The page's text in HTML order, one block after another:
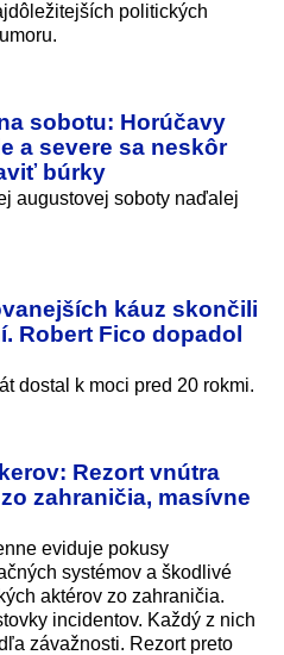
politických
sobotu: Horúčavy
a severe sa neskôr
búrky
augustovej soboty naďalej
káuz skončili
Robert Fico dopadol
dostal k moci pred 20 rokmi.
Rezort vnútra
zahraničia, masívne
eviduje pokusy
systémov a škodlivé
aktérov zo zahraničia.
incidentov. Každý z nich
závažnosti. Rezort preto